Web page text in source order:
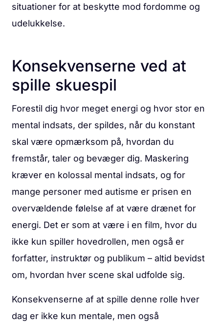
situationer for at beskytte mod fordomme og
udelukkelse.
Konsekvenserne ved at
spille skuespil
Forestil dig hvor meget energi og hvor stor en
mental indsats, der spildes, når du konstant
skal være opmærksom på, hvordan du
fremstår, taler og bevæger dig. Maskering
kræver en kolossal mental indsats, og for
mange personer med autisme er prisen en
overvældende følelse af at være drænet for
energi. Det er som at være i en film, hvor du
ikke kun spiller hovedrollen, men også er
forfatter, instruktør og publikum – altid bevidst
om, hvordan hver scene skal udfolde sig.
Konsekvenserne af at spille denne rolle hver
dag er ikke kun mentale, men også